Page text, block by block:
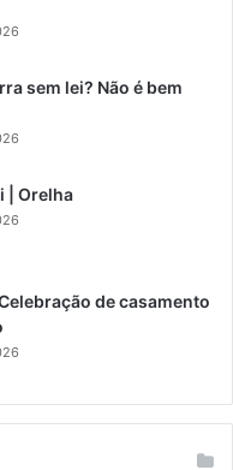
sem lei? Não é bem
| Orelha
de casamento